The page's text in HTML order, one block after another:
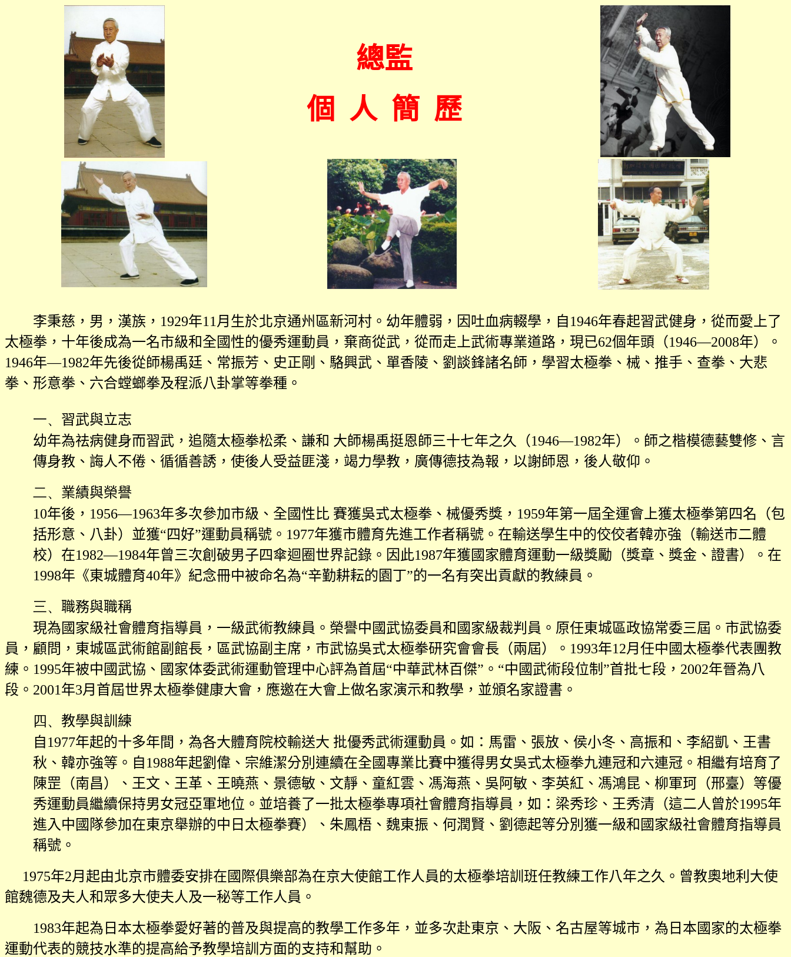
總監
個
人 簡 歷
李秉慈，男，漢族， 1929年11 月生於北京通州區新河村。幼年體弱，因吐血病輟學，自1946年春起習武健身，從而愛上了
太極拳，十年後成為一名市級和全國性的優秀運動員，棄商從武，從而走上武術專業道路，現已62個年頭（1946—2008年）。
1946年—1982年先後從師楊禹廷、常振芳、史正剛、駱興武、單香陵、劉談鋒諸名師，學習太極拳、械、推手、查拳、大悲
拳、形意拳、六合螳螂拳及程派八卦掌等拳種。
一、 習武與立志
幼年為祛病健身而習武，追隨太極拳松柔、謙和 大師楊禹挺恩師三十七年之久（1946—1982年）。師之楷模德藝雙修、言
傳身教、誨人不倦、循循善誘，使後人受益匪淺，竭力學教，廣傳德技為報，以謝師恩，後人敬仰。
二、 業績與榮譽
10年後， 1956—1963年多次參加市級、全國性比 賽獲吳式太極拳、械優秀獎， 1959年第一屆全運會上獲太極拳第四名（包
括形意、八卦）並獲“四好”運動員稱號。 1977年獲市體育先進工作者稱號。在輸送學生中的佼佼者韓亦強（輸送市二體
校）在1982—1984年曾三次創破男子四傘迴圈世界記錄。因此1987年獲國家體育運動一級獎勵（獎章、獎金、證書）。在
1998年《東城體育40年》紀念冊中被命名為“辛勤耕耘的園丁”的一名有突出貢獻的教練員。
三、 職務與職稱
現為國家級社會體育指導員，一級武術教練員。榮譽中國武協委員和國家級裁判員。原任東城區政協常委三屆。市武協委
員，顧問，東城區武術館副館長，區武協副主席，市武協吳式太極拳研究會會長（兩屆）。 1993年12月任中國太極拳代表團教
練。 1995年被中國武協、國家体委武術運動管理中心評為首屆“中華武林百傑”。“中國武術段位制”首批七段， 2002年晉為八
段。 2001年3月首屆世界太極拳健康大會，應邀在大會上做名家演示和教學，並頒名家證書。
四、 教學與訓練
自1977年起的十多年間，為各大體育院校輸送大 批優秀武術運動員。如：馬雷、張放、侯小冬、高振和、李紹凱、王書
秋、韓亦強等。自1988年起劉偉、宗維潔分別連續在全國專業比賽中獲得男女吳式太極拳九連冠和六連冠。相繼有培育了
陳罡（南昌）、王文、王革、王曉燕、景德敏、文靜、童紅雲、馮海燕、吳阿敏、李英紅、馮鴻昆、柳軍珂（邢臺）等優
秀運動員繼續保持男女冠亞軍地位。並培養了一批太極拳專項社會體育指導員，如：梁秀珍、王秀清（這二人曾於1995年
進入中國隊參加在東京舉辦的中日太極拳賽）、朱鳳梧、魏東振、何潤賢、劉德起等分別獲一級和國家級社會體育指導員
稱號。
1975年2月起由北京市體委安排在國際俱樂部為在京大使館工作人員的太極拳培訓班任教練工作八年之久。曾教奧地利大使
館魏德及夫人和眾多大使夫人及一秘等工作人員。
1983年起為日本太極拳愛好著的普及與提高的教學工作多年，並多次赴東京、大阪、名古屋等城市，為日本國家的太極拳
運動代表的競技水準的提高給予教學培訓方面的支持和幫助。